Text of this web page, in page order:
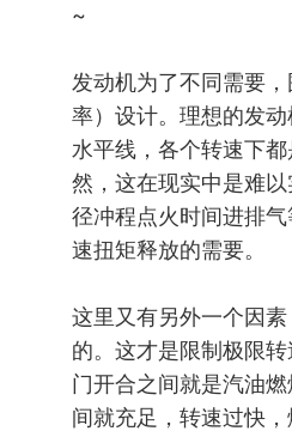
~
发动机为了不同需要
率）设计。理想的发
水平线，各个转速下
然，这在现实中是难
径冲程点火时间进排
速扭矩释放的需要。
这里又有另外一个因
的。这才是限制极限
门开合之间就是汽油
间就充足，转速过快